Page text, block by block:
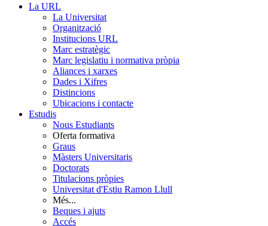
La URL
La Universitat
Organització
Institucions URL
Marc estratègic
Marc legislatiu i normativa pròpia
Aliances i xarxes
Dades i Xifres
Distincions
Ubicacions i contacte
Estudis
Nous Estudiants
Oferta formativa
Graus
Màsters Universitaris
Doctorats
Titulacions pròpies
Universitat d'Estiu Ramon Llull
Més...
Beques i ajuts
Accés